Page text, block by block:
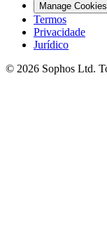
Manage Cookies
Termos
Privacidade
Jurídico
© 2026 Sophos Ltd.